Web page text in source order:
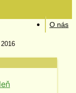
O nás